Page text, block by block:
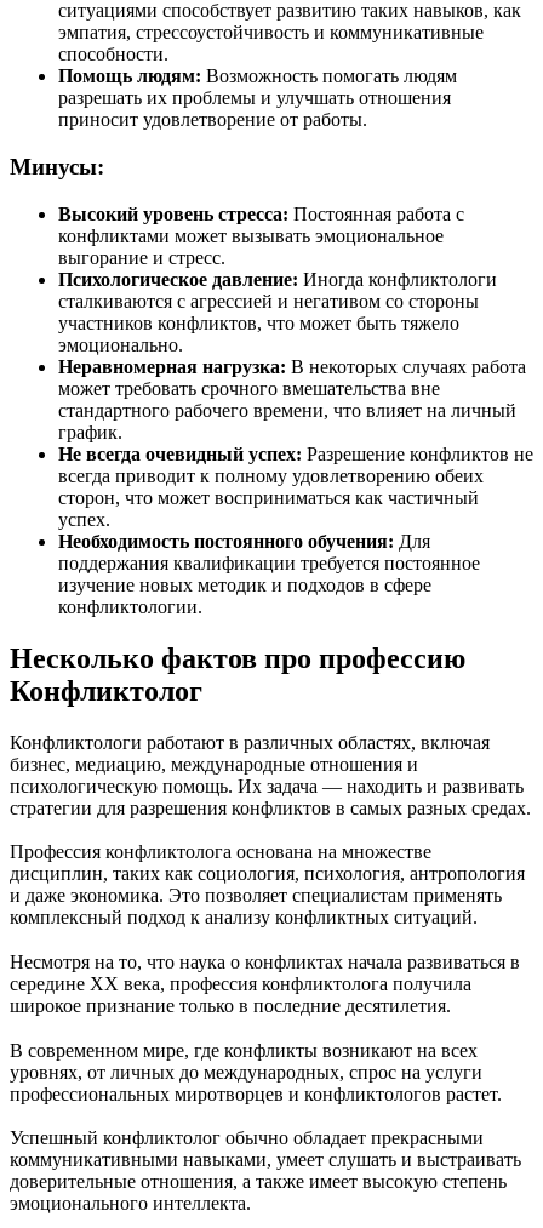
ситуациями способствует развитию таких навыков, как
эмпатия, стрессоустойчивость и коммуникативные
способности.
Помощь людям: Возможность помогать людям
разрешать их проблемы и улучшать отношения
приносит удовлетворение от работы.
Минусы:
Высокий уровень стресса: Постоянная работа с
конфликтами может вызывать эмоциональное
выгорание и стресс.
Психологическое давление: Иногда конфликтологи
сталкиваются с агрессией и негативом со стороны
участников конфликтов, что может быть тяжело
эмоционально.
Неравномерная нагрузка: В некоторых случаях работа
может требовать срочного вмешательства вне
стандартного рабочего времени, что влияет на личный
график.
Не всегда очевидный успех: Разрешение конфликтов не
всегда приводит к полному удовлетворению обеих
сторон, что может восприниматься как частичный
успех.
Необходимость постоянного обучения: Для
поддержания квалификации требуется постоянное
изучение новых методик и подходов в сфере
конфликтологии.
Несколько фактов про профессию
Конфликтолог
Конфликтологи работают в различных областях, включая
бизнес, медиацию, международные отношения и
психологическую помощь. Их задача — находить и развивать
стратегии для разрешения конфликтов в самых разных средах.
Профессия конфликтолога основана на множестве
дисциплин, таких как социология, психология, антропология
и даже экономика. Это позволяет специалистам применять
комплексный подход к анализу конфликтных ситуаций.
Несмотря на то, что наука о конфликтах начала развиваться в
середине XX века, профессия конфликтолога получила
широкое признание только в последние десятилетия.
В современном мире, где конфликты возникают на всех
уровнях, от личных до международных, спрос на услуги
профессиональных миротворцев и конфликтологов растет.
Успешный конфликтолог обычно обладает прекрасными
коммуникативными навыками, умеет слушать и выстраивать
доверительные отношения, а также имеет высокую степень
эмоционального интеллекта.